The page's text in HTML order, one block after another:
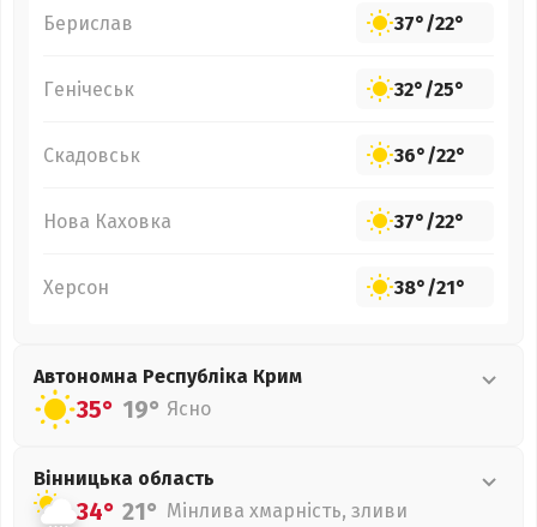
Берислав 37°/22°
Генічеськ 32°/25°
Скадовськ 36°/22°
Нова Каховка 37°/22°
Херсон 38°/21°
Автономна Республіка Крим
35° 19° Ясно
Вінницька область
34° 21° Мінлива хмарність, зливи